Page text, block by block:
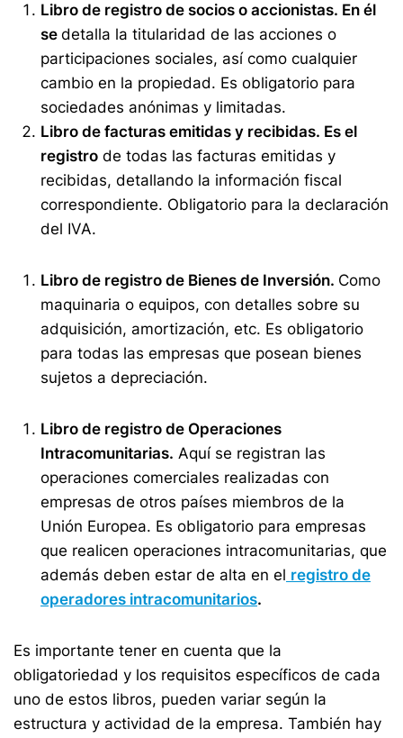
Libro de registro de socios o accionistas. En él
se detalla la titularidad de las acciones o
participaciones sociales, así como cualquier
cambio en la propiedad. Es obligatorio para
sociedades anónimas y limitadas.
Libro de facturas emitidas y recibidas. Es el
registro de todas las facturas emitidas y
recibidas, detallando la información fiscal
correspondiente. Obligatorio para la declaración
del IVA.
Libro de registro de Bienes de Inversión. Como
maquinaria o equipos, con detalles sobre su
adquisición, amortización, etc. Es obligatorio
para todas las empresas que posean bienes
sujetos a depreciación.
Libro de registro de Operaciones
Intracomunitarias. Aquí se registran las
operaciones comerciales realizadas con
empresas de otros países miembros de la
Unión Europea. Es obligatorio para empresas
que realicen operaciones intracomunitarias, que
además deben estar de alta en el registro de
operadores intracomunitarios.
Es importante tener en cuenta que la
obligatoriedad y los requisitos específicos de cada
uno de estos libros, pueden variar según la
estructura y actividad de la empresa. También hay